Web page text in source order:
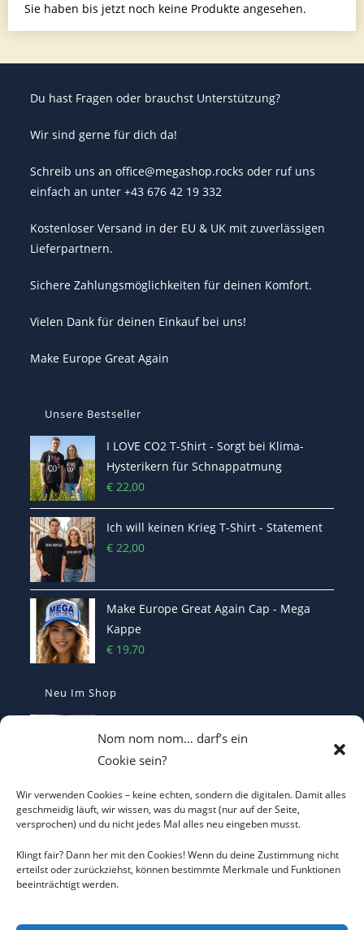
Nom nom nom… darf’s ein
Cookie sein?
Wir verwenden Cookies – keine echten, sondern die digitalen. Damit alles
geschmeidig läuft, wir wissen, was du magst (nur auf der Seite,
versprochen) und du nicht jedes Mal alles neu eingeben musst.
Klingt fair? Dann her mit den Cookies! Wenn du deine Zustimmung nicht
erteilst oder zurückziehst, können bestimmte Merkmale und Funktionen
beeinträchtigt werden.
Sie haben bis jetzt noch keine Produkte angesehen.
Du hast Fragen oder brauchst Unterstützung?
Wir sind gerne für dich da!
Schreib uns an office@megashop.rocks oder ruf uns
einfach an unter +43 676 42 19 332
Kostenloser Versand in der EU & UK mit zuverlässigen
Lieferpartnern.
Sichere Zahlungsmöglichkeiten für deinen Komfort.
Vielen Dank für deinen Einkauf bei uns!
Make Europe Great Again
Unsere Bestseller
I LOVE CO2 T-Shirt - Sorgt bei Klima-
Hysterikern für Schnappatmung
€ 22,00
Ich will keinen Krieg T-Shirt - Statement
€ 22,00
Make Europe Great Again Cap - Mega
Kappe
€ 19,70
Neu Im Shop
Kaffetasse - Motiviert in den Morgen
€16,70
Heterodoxer Extremist - Das provokante
T-Shirt
I LOVE CO2 T-Shirt - Sorgt bei Klima-